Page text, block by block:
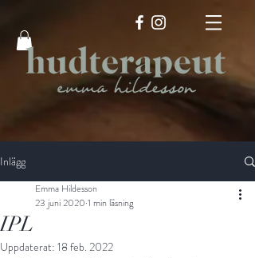
Inlägg
IPL
Emma Hildesson
23 juni 2020 1 min läsning
Uppdaterat: 18 feb. 2022